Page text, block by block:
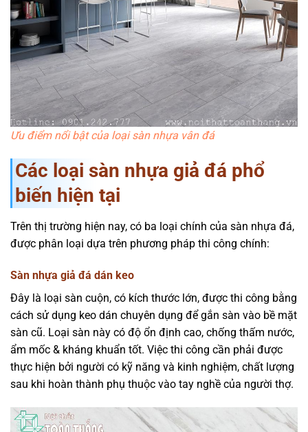
Ưu điểm nổi bật của loại sàn nhựa vân đá
Các loại sàn nhựa giả đá phổ
biến hiện tại
Trên thị trường hiện nay, có ba loại chính của sàn nhựa đá,
được phân loại dựa trên phương pháp thi công chính:
Sàn nhựa giả đá dán keo
Đây là loại sàn cuộn, có kích thước lớn, được thi công bằng
cách sử dụng keo dán chuyên dụng để gắn sàn vào bề mặt
sàn cũ. Loại sàn này có độ ổn định cao, chống thấm nước,
ẩm mốc & kháng khuẩn tốt. Việc thi công cần phải được
thực hiện bởi người có kỹ năng và kinh nghiệm, chất lượng
sau khi hoàn thành phụ thuộc vào tay nghề của người thợ.